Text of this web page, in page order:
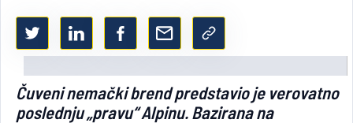
Čuveni nemački brend predstavio je verovatno
poslednju „pravu“ Alpinu. Bazirana na